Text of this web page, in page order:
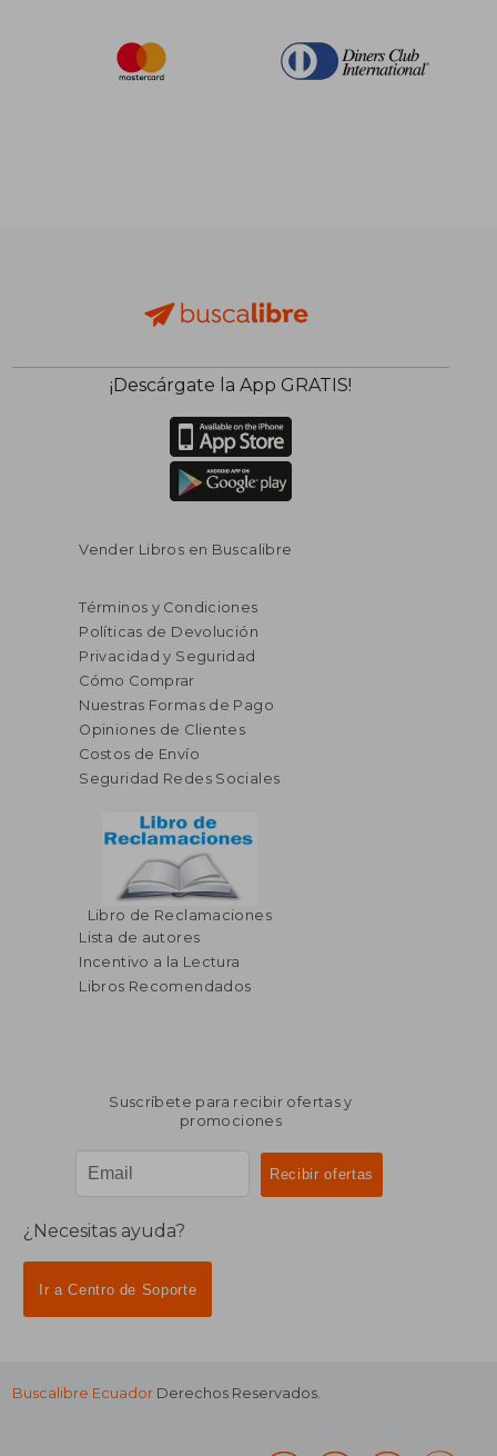
¡Descárgate la App GRATIS!
Vender Libros en Buscalibre
Términos y Condiciones
Políticas de Devolución
Privacidad y Seguridad
Cómo Comprar
Nuestras Formas de Pago
Opiniones de Clientes
Costos de Envío
Seguridad Redes Sociales
Libro de Reclamaciones
Lista de autores
Incentivo a la Lectura
Libros Recomendados
Suscríbete para recibir ofertas y
promociones
¿Necesitas ayuda?
Ir a Centro de Soporte
Buscalibre Ecuador Derechos Reservados.